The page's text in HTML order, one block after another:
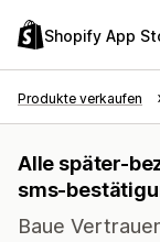
Shopify App
Produkte verkaufen
Alle später-
sms-
Baue